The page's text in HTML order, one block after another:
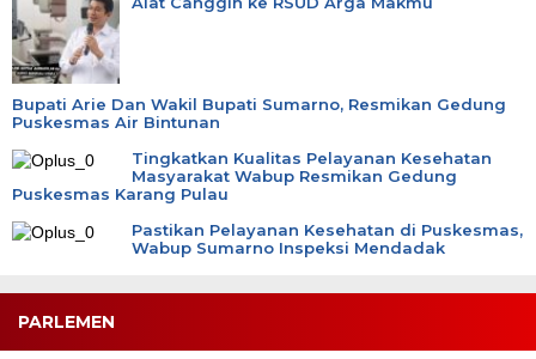
Bupati Arie Dan Wakil Bupati Sumarno, Resmikan Gedung
Puskesmas Air Bintunan
Tingkatkan Kualitas Pelayanan Kesehatan
Masyarakat Wabup Resmikan Gedung
Puskesmas Karang Pulau
Pastikan Pelayanan Kesehatan di Puskesmas,
Wabup Sumarno Inspeksi Mendadak
PARLEMEN